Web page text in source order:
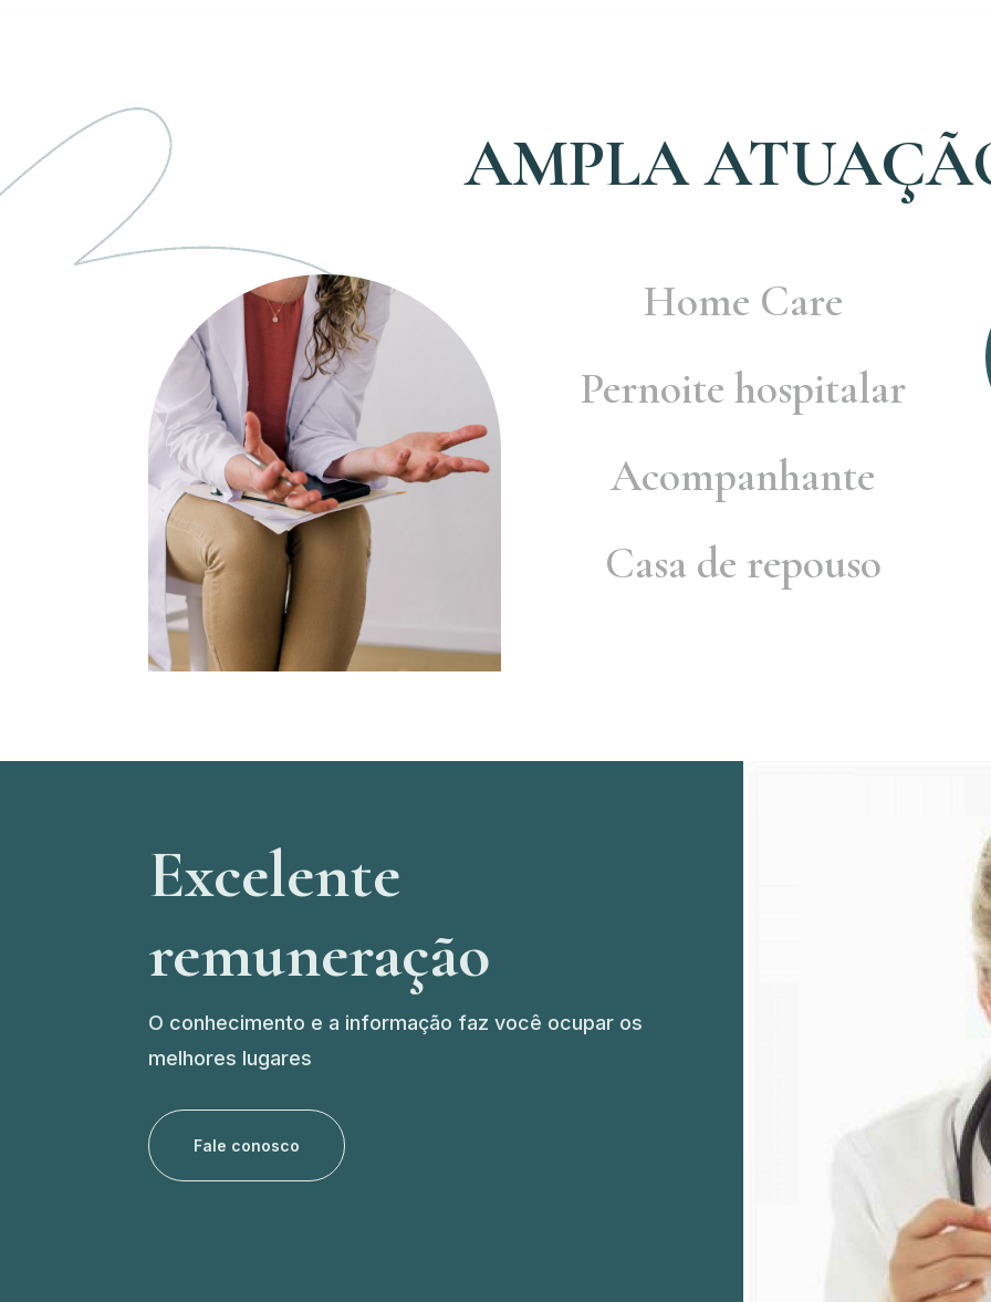
AMPLA
Home Care
Pernoite hospitalar
Acompanhante
Casa de repouso
Excelente
remuneração
O conhecimento e a informação faz você ocupar os
melhores lugares
Fale conosco